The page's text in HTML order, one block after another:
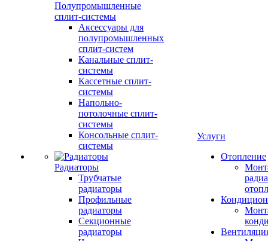
Полупромышленные
сплит-системы
Аксессуары для
полупромышленных
сплит-систем
Канальные сплит-
системы
Кассетные сплит-
системы
Напольно-
потолочные сплит-
системы
Консольные сплит-
системы
Радиаторы
Трубчатые
радиаторы
Профильные
радиаторы
Секционные
радиаторы
Услуги
Отопление